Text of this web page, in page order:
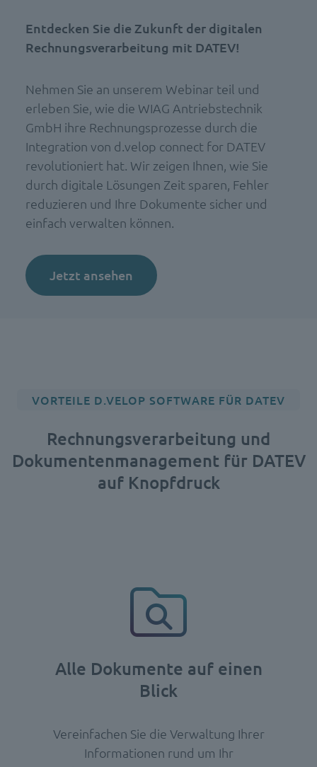
Entdecken Sie die Zukunft der digitalen
Rechnungsverarbeitung mit DATEV!
Nehmen Sie an unserem Webinar teil und
erleben Sie, wie die WIAG Antriebstechnik
GmbH ihre Rechnungsprozesse durch die
Integration von d.velop connect for DATEV
revolutioniert hat. Wir zeigen Ihnen, wie Sie
durch digitale Lösungen Zeit sparen, Fehler
reduzieren und Ihre Dokumente sicher und
einfach verwalten können.
Jetzt ansehen
VORTEILE D.VELOP SOFTWARE FÜR DATEV
Rechnungsverarbeitung und
Dokumentenmanagement für DATEV
auf Knopfdruck
Alle Dokumente auf einen
Blick
Vereinfachen Sie die Verwaltung Ihrer
Informationen rund um Ihr